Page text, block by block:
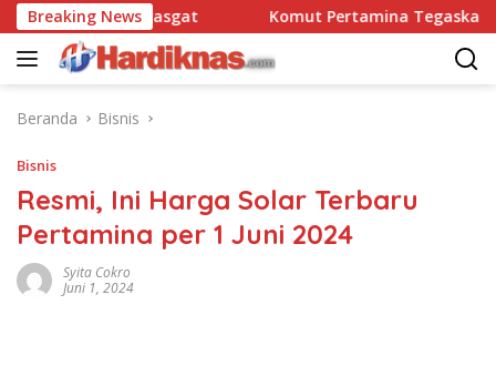
Langsung
ke
konten
Breaking News
90 Pasgat Komut Pertamina Tegaskan Tak
Beranda Bisnis
Bisnis
Resmi, Ini Harga Solar Terbaru
Pertamina per 1 Juni 2024
Syita Cokro
Juni 1, 2024